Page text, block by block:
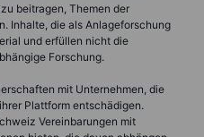
beitragen, Themen der
Inhalte, die als Anlageforschung
und erfüllen nicht die
Forschung.
mit Unternehmen, die
Plattform entschädigen.
Vereinbarungen mit